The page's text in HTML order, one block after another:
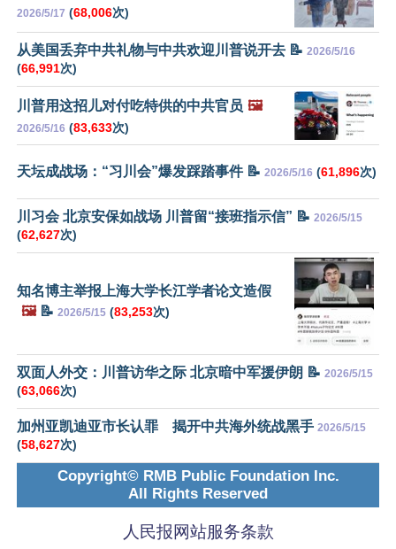
2026/5/17 (68,006次)
从美国丢弃中共礼物与中共欢迎川普说开去 📝 2026/5/16
(66,991次)
川普用这招儿对付吃特供的中共官员 🖼️
2026/5/16 (83,633次)
天坛成战场：“习川会”爆发踩踏事件 📝 2026/5/16 (61,896次)
川习会 北京安保如战场 川普留“接班指示信” 📝 2026/5/15
(62,627次)
知名博主举报上海大学长江学者论文造假
🖼️📝 2026/5/15 (83,253次)
双面人外交：川普访华之际 北京暗中军援伊朗 📝 2026/5/15
(63,066次)
加州亚凯迪亚市长认罪 揭开中共海外统战黑手 2026/5/15
(58,627次)
Copyright© RMB Public Foundation Inc.
All Rights Reserved
人民报网站服务条款